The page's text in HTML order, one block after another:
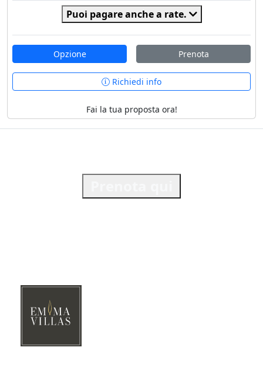
Puoi pagare anche a rate.
Opzione Prenota
Richiedi info
Fai la tua proposta ora!